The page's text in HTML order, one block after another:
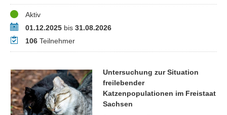
StatusAktiv
Zeitraum01.12.2025 bis 31.08.2026
Teilnehmer
106 Teilnehmer
Untersuchung zur Situation
freilebender
Katzenpopulationen im Freistaat
Sachsen